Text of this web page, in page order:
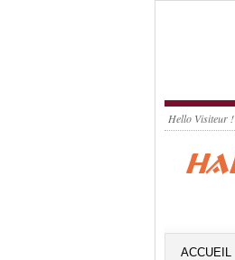
Hello Visiteur !
ACCUEIL